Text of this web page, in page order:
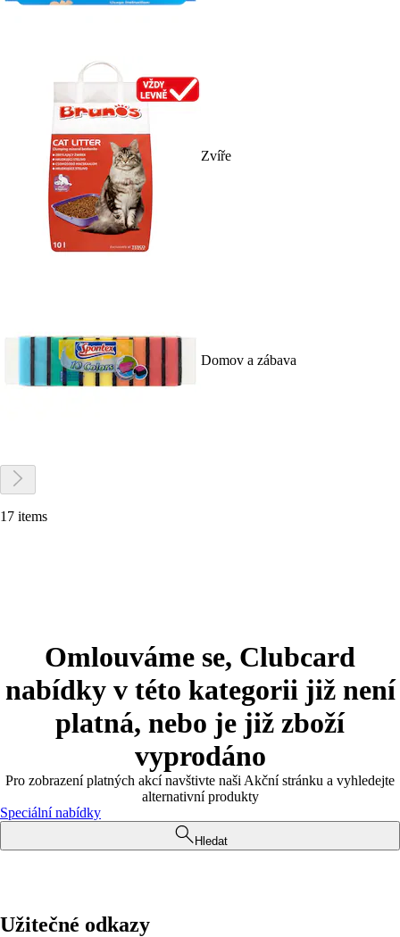
Zvíře
Domov a zábava
17 items
Omlouváme se, Clubcard
nabídky v této kategorii již není
platná, nebo je již zboží
vyprodáno
Pro zobrazení platných akcí navštivte naši Akční stránku a vyhledejte
alternativní produkty
Speciální nabídky
Hledat
Užitečné odkazy